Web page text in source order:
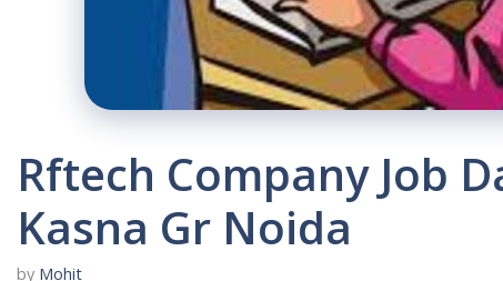
Rftech Company Job
Kasna Gr Noida
by Mohit